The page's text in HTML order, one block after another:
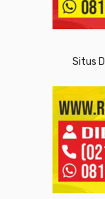
Situs